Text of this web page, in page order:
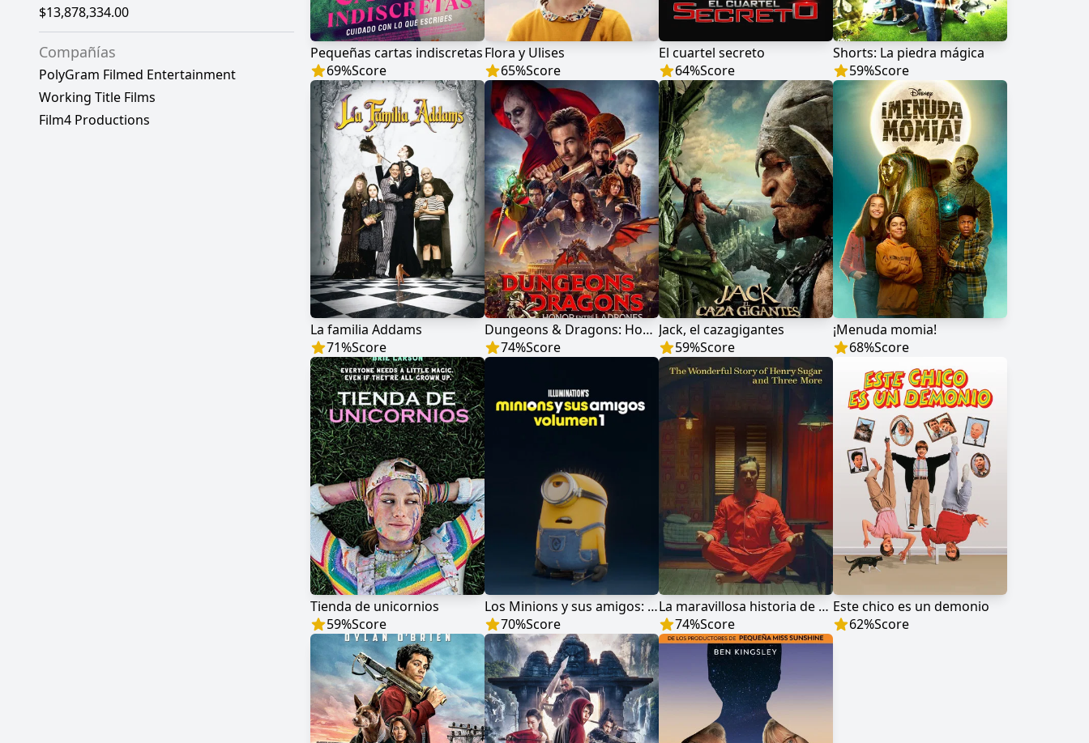
$13,878,334.00
Compañías
PolyGram Filmed Entertainment
Working Title Films
Film4 Productions
Pequeñas cartas indiscretas
69%Score
Flora y Ulises
65%Score
El cuartel secreto
64%Score
Shorts: La piedra mágica
59%Score
La familia Addams
71%Score
Dungeons & Dragons: Honor entre ladrones
74%Score
Jack, el cazagigantes
59%Score
¡Menuda momia!
68%Score
Tienda de unicornios
59%Score
Los Minions y sus amigos: Volumen 1
70%Score
La maravillosa historia de Henry Sugar y tres más
74%Score
Este chico es un demonio
62%Score